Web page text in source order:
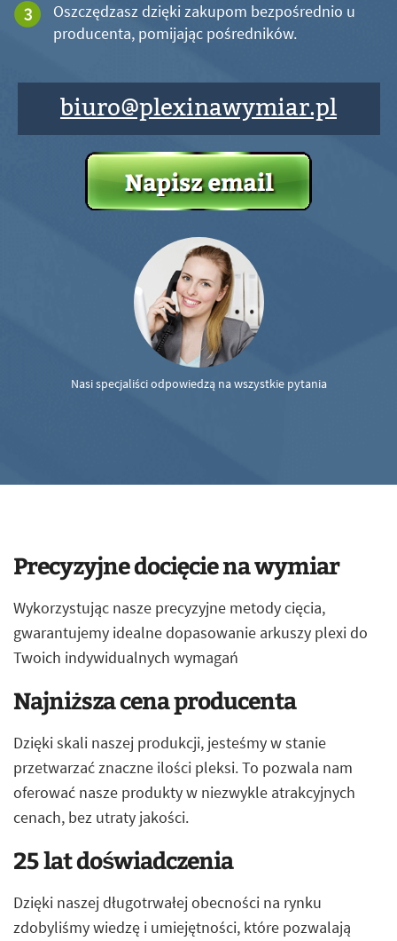
Oszczędzasz dzięki zakupom bezpośrednio u
producenta, pomijając pośredników.
biuro@plexinawymiar.pl
Nasi specjaliści odpowiedzą na wszystkie pytania
Precyzyjne docięcie na wymiar
Wykorzystując nasze precyzyjne metody cięcia,
gwarantujemy idealne dopasowanie arkuszy plexi do
Twoich indywidualnych wymagań
Najniższa cena producenta
Dzięki skali naszej produkcji, jesteśmy w stanie
przetwarzać znaczne ilości pleksi. To pozwala nam
oferować nasze produkty w niezwykle atrakcyjnych
cenach, bez utraty jakości.
25 lat doświadczenia
Dzięki naszej długotrwałej obecności na rynku
zdobyliśmy wiedzę i umiejętności, które pozwalają